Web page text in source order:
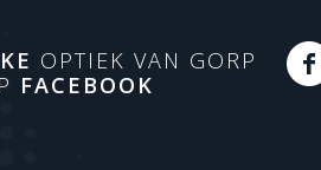
OPTIEK VAN GORP
FACEBOOK